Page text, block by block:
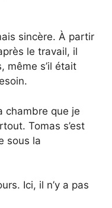
sincère. À partir
le travail, il
même s’il était
chambre que je
Tomas s’est
sous la
Ici, il n’y a pas